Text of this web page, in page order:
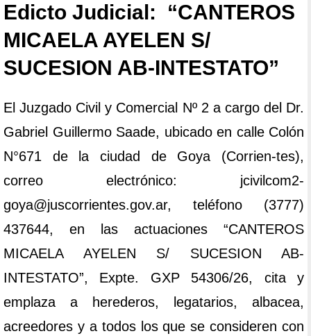
Edicto Judicial: “CANTEROS
MICAELA AYELEN S/
SUCESION AB-INTESTATO”
El Juzgado Civil y Comercial Nº 2 a cargo del Dr.
Gabriel Guillermo Saade, ubicado en calle Colón
N°671 de la ciudad de Goya (Corrien-tes),
correo electrónico: jcivilcom2-
goya@juscorrientes.gov.ar, teléfono (3777)
437644, en las actuaciones “CANTEROS
MICAELA AYELEN S/ SUCESION AB-
INTESTATO”, Expte. GXP 54306/26, cita y
emplaza a herederos, legatarios, albacea,
acreedores y a todos los que se consideren con